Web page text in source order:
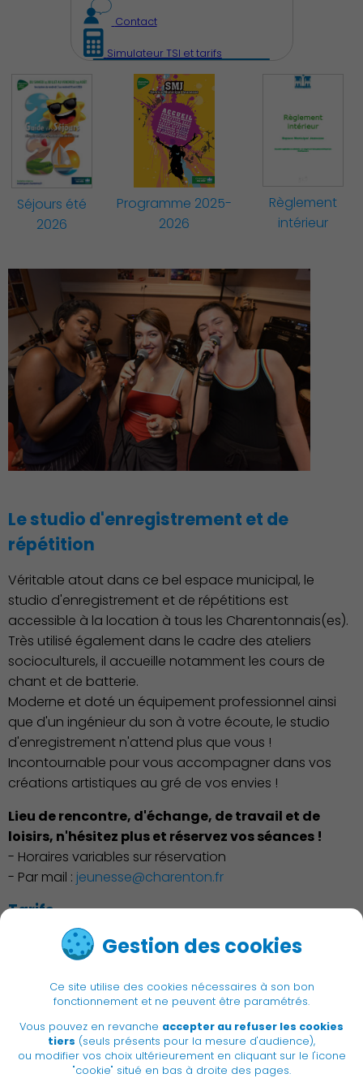
Gestion des cookies
Ce site utilise des cookies nécessaires à son bon
fonctionnement et ne peuvent être paramétrés.
Vous pouvez en revanche accepter au refuser les cookies
tiers (seuls présents pour la mesure d'audience),
ou modifier vos choix ultérieurement en cliquant sur le l'icone
"cookie" situé en bas à droite des pages.
Famille
Action Sociale Solidarité
Environnement cadre de
vie
Économie Commerce
Emploi
Associations et Sports
Contact
Simulateur TSI et tarifs
Séjours été
2026
Programme 2025-
2026
Règlement
intérieur
Le studio d'enregistrement et de
répétition
Véritable atout dans ce bel espace municipal, le
studio d'enregistrement et de répétitions est
accessible à la location à tous les Charentonnais(es).
Très utilisé également dans le cadre des ateliers
socioculturels, il accueille notamment les cours de
chant et de batterie.
Moderne et doté un équipement professionnel ainsi
que d'un ingénieur du son à votre écoute, le studio
d'enregistrement n'attend plus que vous !
Incontournable pour vous accompagner dans vos
créations artistiques au gré de vos envies !
Lieu de rencontre, d'échange, de travail et de
loisirs, n'hésitez plus et réservez vos séances !
- Horaires variables sur réservation
- Par mail : jeunesse@charenton.fr
Tarifs
Voir page 13 de la plaquette SMJ
Newsletter |Recrutement
Adresses utiles|Accessibilité